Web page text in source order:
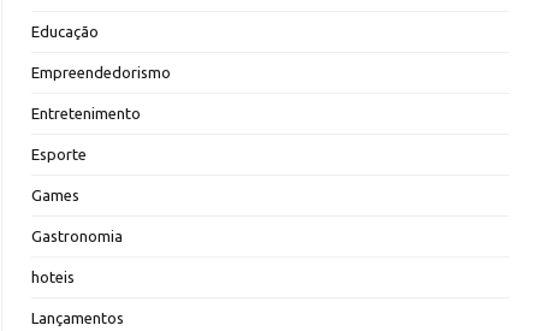
Educação
Empreendedorismo
Entretenimento
Esporte
Games
Gastronomia
hoteis
Lançamentos